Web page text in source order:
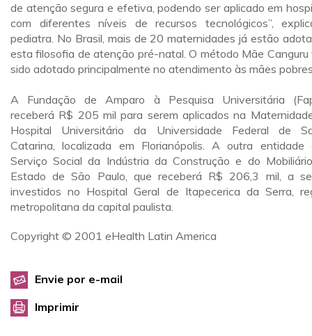
de atenção segura e efetiva, podendo ser aplicado em
com diferentes níveis de recursos tecnológicos”,
pediatra. No Brasil, mais de 20 maternidades já estão
esta filosofia de atenção pré-natal. O método Mãe Canguru
sido adotado principalmente no atendimento às mães
A Fundação de Amparo à Pesquisa Universitária
receberá R$ 205 mil para serem aplicados na
Hospital Universitário da Universidade Federal de
Catarina, localizada em Florianópolis. A outra
Serviço Social da Indústria da Construção e do
Estado de São Paulo, que receberá R$ 206,3 mil, a
investidos no Hospital Geral de Itapecerica da Serra,
metropolitana da capital paulista.
Copyright © 2001 eHealth Latin America
Envie por e-mail
Imprimir